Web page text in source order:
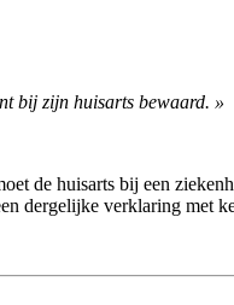
bij zijn huisarts bewaard. »
de huisarts bij een
dergelijke verklaring met